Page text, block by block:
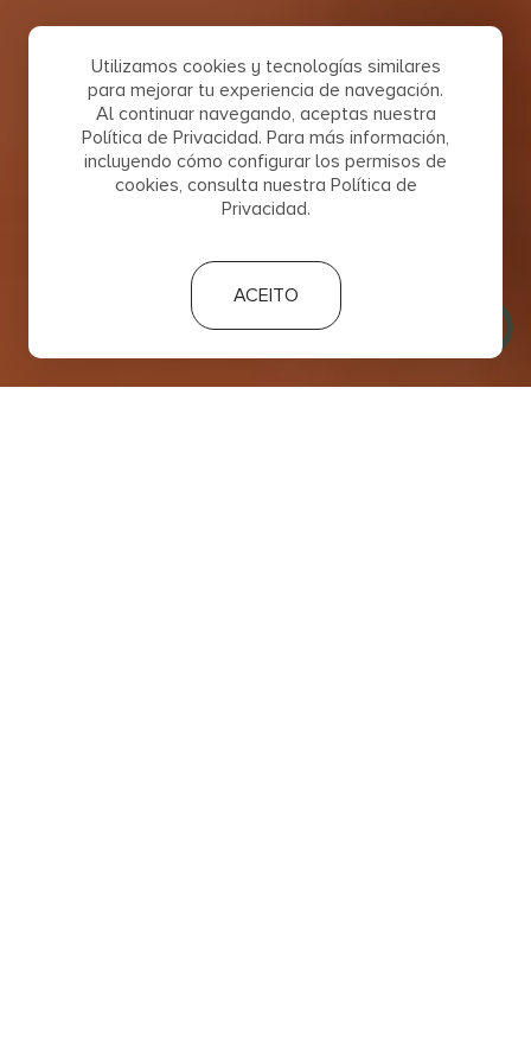
Utilizamos cookies y tecnologías similares
para mejorar tu experiencia de navegación.
Al continuar navegando, aceptas nuestra
Política de Privacidad. Para más información,
incluyendo cómo configurar los permisos de
cookies, consulta nuestra Política de
Privacidad.
ACEITO